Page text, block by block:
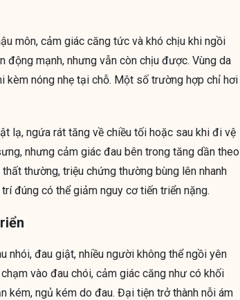
môn, cảm giác căng tức và khó chịu khi ngồi
động mạnh, nhưng vẫn còn chịu được. Vùng da
kèm nóng nhẹ tại chỗ. Một số trường hợp chỉ hơi
lạ, ngứa rát tăng về chiều tối hoặc sau khi đi vệ
nhưng cảm giác đau bên trong tăng dần theo
thường, triệu chứng thường bùng lên nhanh
đúng có thể giảm nguy cơ tiến triển nặng.
nhói, đau giật, nhiều người không thể ngồi yên
vào đau chói, cảm giác căng như có khối
kém, ngủ kém do đau. Đại tiện trở thành nỗi ám